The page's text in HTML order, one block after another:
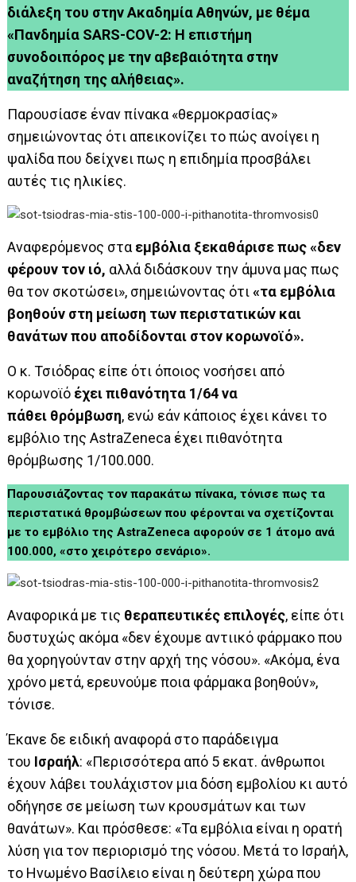
διάλεξη του στην Ακαδημία Αθηνών, με θέμα
«Πανδημία SARS-COV-2: Η επιστήμη
συνοδοιπόρος με την αβεβαιότητα στην
αναζήτηση της αλήθειας».
Παρουσίασε έναν πίνακα «θερμοκρασίας»
σημειώνοντας ότι απεικονίζει το πώς ανοίγει η
ψαλίδα που δείχνει πως η επιδημία προσβάλει
αυτές τις ηλικίες.
Αναφερόμενος στα εμβόλια ξεκαθάρισε πως «δεν
φέρουν τον ιό, αλλά διδάσκουν την άμυνα μας πως
θα τον σκοτώσει», σημειώνοντας ότι«τα εμβόλια
βοηθούν στη μείωση των περιστατικών και
θανάτων που αποδίδονται στον κορωνοϊό».
Ο κ. Τσιόδρας είπε ότι όποιος νοσήσει από
κορωνοϊό έχει πιθανότητα 1/64 να
πάθει θρόμβωση, ενώ εάν κάποιος έχει κάνει το
εμβόλιο της AstraZeneca έχει πιθανότητα
θρόμβωσης 1/100.000.
Παρουσιάζοντας τον παρακάτω πίνακα, τόνισε πως τα
περιστατικά θρομβώσεων που φέρονται να σχετίζονται
με το εμβόλιο της AstraZeneca αφορούν σε 1 άτομο ανά
100.000, «στο χειρότερο σενάριο».
Αναφορικά με τις θεραπευτικές επιλογές, είπε ότι
δυστυχώς ακόμα «δεν έχουμε αντιικό φάρμακο που
θα χορηγούνταν στην αρχή της νόσου». «Ακόμα, ένα
χρόνο μετά, ερευνούμε ποια φάρμακα βοηθούν»,
τόνισε.
Έκανε δε ειδική αναφορά στο παράδειγμα
του Ισραήλ: «Περισσότερα από 5 εκατ. άνθρωποι
έχουν λάβει τουλάχιστον μια δόση εμβολίου κι αυτό
οδήγησε σε μείωση των κρουσμάτων και των
θανάτων». Και πρόσθεσε: «Τα εμβόλια είναι η ορατή
λύση για τον περιορισμό της νόσου. Μετά το Ισραήλ,
το Ηνωμένο Βασίλειο είναι η δεύτερη χώρα που